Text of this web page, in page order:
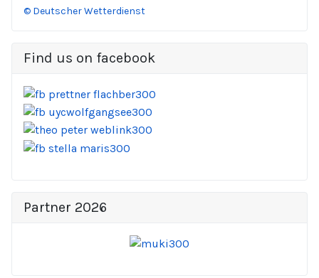
© Deutscher Wetterdienst
Find us on facebook
Partner 2026